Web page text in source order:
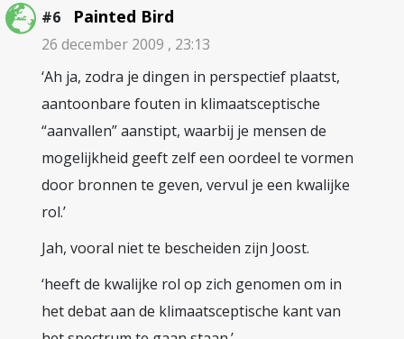
#6 Painted Bird
26 december 2009 , 23:13
‘Ah ja, zodra je dingen in perspectief plaatst,
aantoonbare fouten in klimaatsceptische
“aanvallen” aanstipt, waarbij je mensen de
mogelijkheid geeft zelf een oordeel te vormen
door bronnen te geven, vervul je een kwalijke
rol.’
Jah, vooral niet te bescheiden zijn Joost.
‘heeft de kwalijke rol op zich genomen om in
het debat aan de klimaatsceptische kant van